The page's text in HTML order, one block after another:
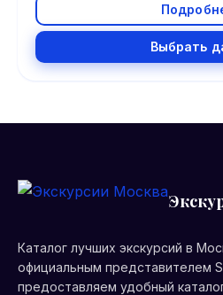
Выбрать
Каталог лучших экскурсий в
официальным представителем
предоставляем удобный